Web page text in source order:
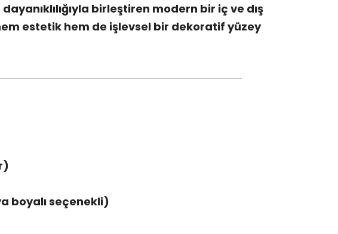
birleştiren modern bir iç ve dış
estetik hem de işlevsel bir dekoratif yüzey
boyalı seçenekli)